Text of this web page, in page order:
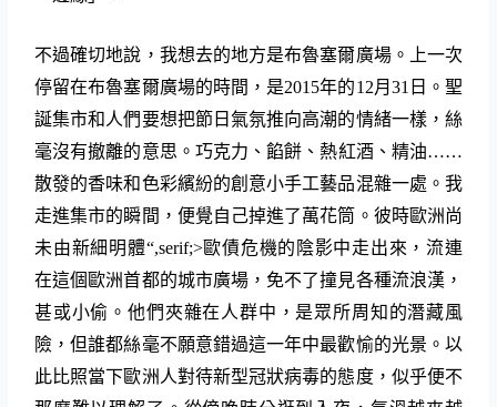
不過確切地說，我想去的地方是布魯塞爾廣場。上一次
停留在布魯塞爾廣場的時間，是2015年的12月 31 日。聖
誕集市和人們要想把節日氣氛推向高潮的情緒一樣，絲
毫沒有撤離的意思。巧克力、餡餅、熱紅酒、精油……
散發的香味和色彩繽紛的創意小手工藝品混雜一處。我
走進集市的瞬間，便覺自己掉進了萬花筒。彼時歐洲尚
未由新細明體“,serif;>歐債危機的陰影中走出來，流連
在這個歐洲首都的城市廣場，免不了撞見各種流浪漢，
甚或小偷。他們夾雜在人群中，是眾所周知的潛藏風
險，但誰都絲毫不願意錯過這一年中最歡愉的光景。以
此比照當下歐洲人對待新型冠狀病毒的態度，似乎便不